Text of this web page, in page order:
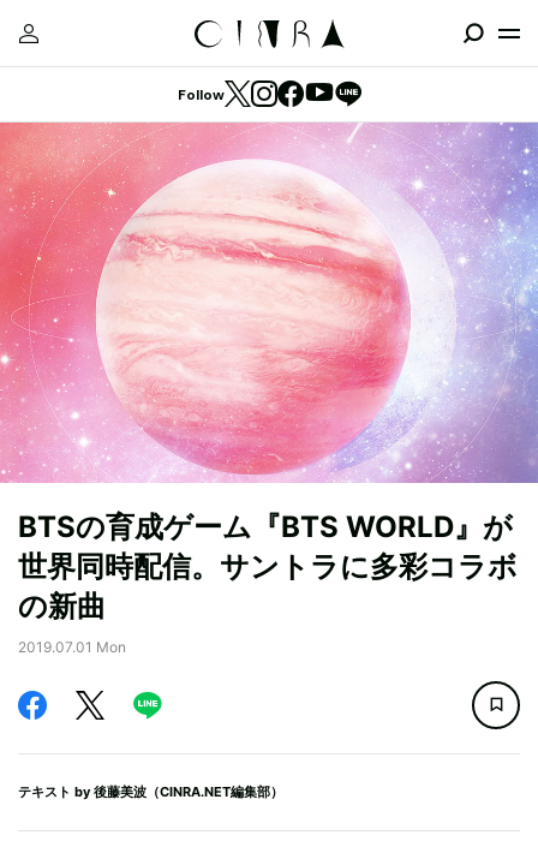
Follow
BTSの育成ゲーム『BTS WORLD』が
世界同時配信。サントラに多彩コラボ
の新曲
2019.07.01 Mon
テキスト by 後藤美波（CINRA.NET編集部）